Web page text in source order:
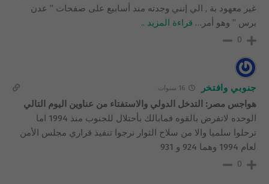
غير معهود بة , الي إنني وجدته مند أسابيع على صفحات ” عدن
برس ” وهو أمر … قراءة المزيد ..
0
جنوبي وافتخر 16 سنوات
هواجس مصر: التدخل الدولي والاستفتاء من عناوين اليوم التالي
الوحده لاتفرض بالقوه فمابالك بأحتلال للجنوب منذ 1994 اما
ترحلوا سلميا والا من سلاح الثوار نرجوا تنفيذ قراري مجلس الأمن
لعام 1994 وهما 924 و 931
0